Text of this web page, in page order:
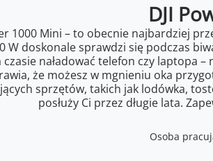
DJI
1000 Mini – to obecnie najbardziej
W doskonale sprawdzi się podczas
naładować telefon czy laptopa
że możesz w mgnieniu oka
sprzętów, takich jak lodówka,
posłuży Ci przez długie lata.